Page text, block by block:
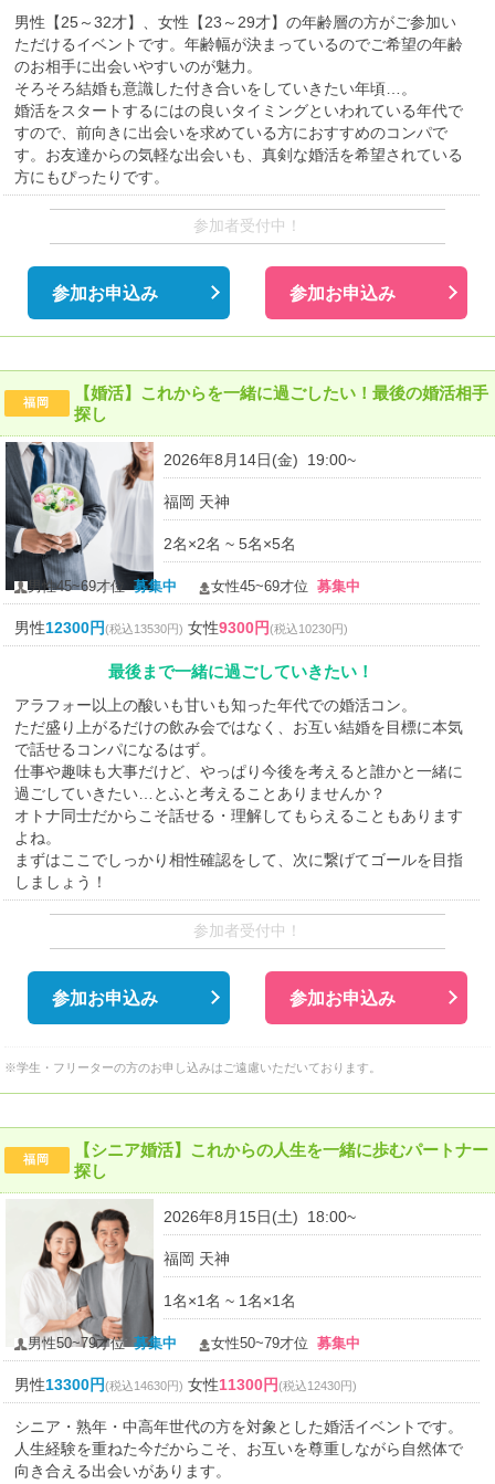
男性【25～32才】、女性【23～29才】の年齢層の方がご参加い
ただけるイベントです。年齢幅が決まっているのでご希望の年齢
のお相手に出会いやすいのが魅力。
そろそろ結婚も意識した付き合いをしていきたい年頃…。
婚活をスタートするにはの良いタイミングといわれている年代で
すので、前向きに出会いを求めている方におすすめのコンパで
す。お友達からの気軽な出会いも、真剣な婚活を希望されている
方にもぴったりです。
参加者受付中！
参加お申込み 参加お申込み
福岡
【婚活】これからを一緒に過ごしたい！最後の婚活相手
探し
2026年8月14日(金) 19:00~
福岡 天神
2名×2名 ~ 5名×5名
男性45~69才位募集中 女性45~69才位 募集中
男性12300円(税込13530円) 女性9300円(税込10230円)
最後まで一緒に過ごしていきたい！
アラフォー以上の酸いも甘いも知った年代での婚活コン。
ただ盛り上がるだけの飲み会ではなく、お互い結婚を目標に本気
で話せるコンパになるはず。
仕事や趣味も大事だけど、やっぱり今後を考えると誰かと一緒に
過ごしていきたい…とふと考えることありませんか？
オトナ同士だからこそ話せる・理解してもらえることもあります
よね。
まずはここでしっかり相性確認をして、次に繋げてゴールを目指
しましょう！
参加者受付中！
参加お申込み 参加お申込み
※学生・フリーターの方のお申し込みはご遠慮いただいております。
福岡
【シニア婚活】これからの人生を一緒に歩むパートナー
探し
2026年8月15日(土) 18:00~
福岡 天神
1名×1名 ~ 1名×1名
男性50~79才位募集中 女性50~79才位 募集中
男性13300円(税込14630円) 女性11300円(税込12430円)
シニア・熟年・中高年世代の方を対象とした婚活イベントです。
人生経験を重ねた今だからこそ、お互いを尊重しながら自然体で
向き合える出会いがあります。